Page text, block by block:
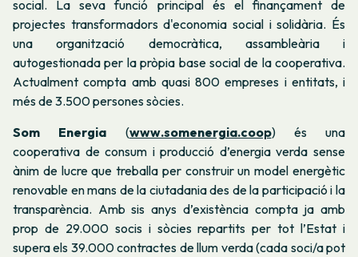
social. La seva funció principal és el finançament de
projectes transformadors d'economia social i solidària. És
una organització democràtica, assambleària i
autogestionada per la pròpia base social de la cooperativa.
Actualment compta amb quasi 800 empreses i entitats, i
més de 3.500 persones sòcies.
Som Energia (www.somenergia.coop) és una
cooperativa de consum i producció d’energia verda sense
ànim de lucre que treballa per construir un model energètic
renovable en mans de la ciutadania des de la participació i la
transparència. Amb sis anys d’existència compta ja amb
prop de 29.000 socis i sòcies repartits per tot l’Estat i
supera els 39.000 contractes de llum verda (cada soci/a pot